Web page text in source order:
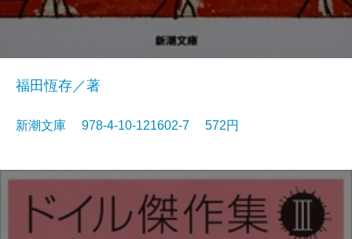
福田恆存／著
新潮文庫 978-4-10-121602-7 572円